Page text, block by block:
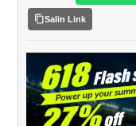
Salin Link